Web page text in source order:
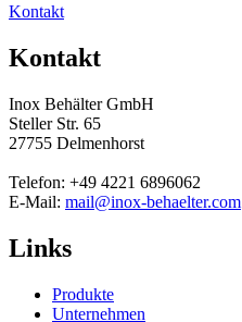
Kontakt
Kontakt
Inox Behälter GmbH
Steller Str. 65
27755 Delmenhorst
Telefon: +49 4221 6896062
E-Mail: mail@inox-behaelter.com
Links
Produkte
Unternehmen